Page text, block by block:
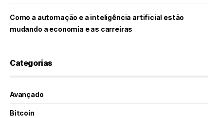
Como a automação e a inteligência artificial estão
mudando a economia e as carreiras
Categorias
Avançado
Bitcoin